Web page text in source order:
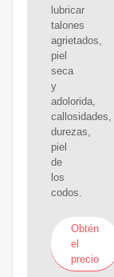
lubricar
talones
agrietados,
piel
seca
y
adolorida,
callosidades,
durezas,
piel
de
los
codos.
Obtén
el
precio